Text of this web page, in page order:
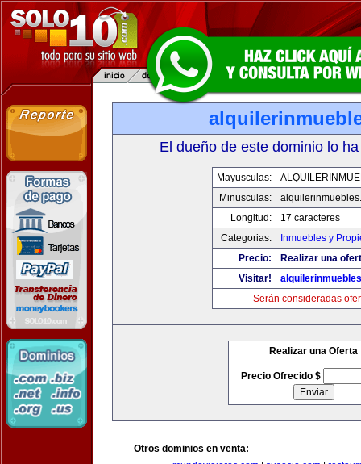
El dueño de este dominio lo
Mayusculas:
Minusculas:
Longitud:
17 caracteres
Categorias:
Inmuebles y
Precio:
Realizar una
Visitar!
Serán consideradas
Realizar una Oferta
Precio Ofrecido $
Otros dominios en venta: